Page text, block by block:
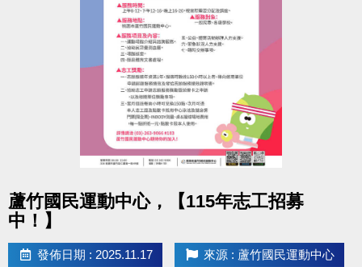
蘆竹國民運動中心，【115年志工招募
中！】
發佈日期 : 2025.11.17 來源 : 蘆竹國民運動中心